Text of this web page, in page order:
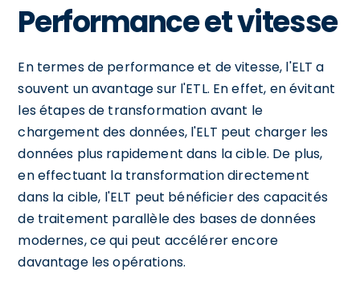
Performance et vitesse
En termes de performance et de vitesse, l'ELT a
souvent un avantage sur l'ETL. En effet, en évitant
les étapes de transformation avant le
chargement des données, l'ELT peut charger les
données plus rapidement dans la cible. De plus,
en effectuant la transformation directement
dans la cible, l'ELT peut bénéficier des capacités
de traitement parallèle des bases de données
modernes, ce qui peut accélérer encore
davantage les opérations.